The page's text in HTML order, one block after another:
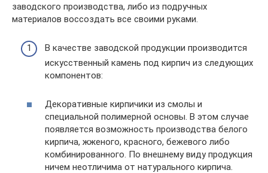
заводского производства, либо из подручных
материалов воссоздать все своими руками.
В качестве заводской продукции производится
искусственный камень под кирпич из следующих
компонентов:
Декоративные кирпичики из смолы и
специальной полимерной основы. В этом случае
появляется возможность производства белого
кирпича, жженого, красного, бежевого либо
комбинированного. По внешнему виду продукция
ничем неотличима от натурального кирпича.